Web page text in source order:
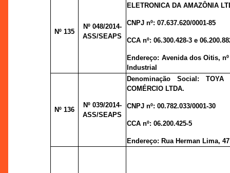
Nº 135
Nº 048/2014-
ASS/SEAPS
ELETRONICA DA AMAZÔNIA
CNPJ nº:07.637.620/0001-85
CCA nº:06.300.428-3 e
Endereço: Avenida dos Oitis,
Industrial
Nº 136
Nº 039/2014-
ASS/SEAPS
Denominação Social: TOYA
COMÉRCIO LTDA.
CNPJ nº:00.782.033/0001-30
CCA nº:06.200.425-5
Endereço: Rua Herman Lima,